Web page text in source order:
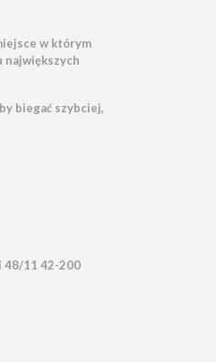
w którym
największych
biegać szybciej,
48/11 42-200